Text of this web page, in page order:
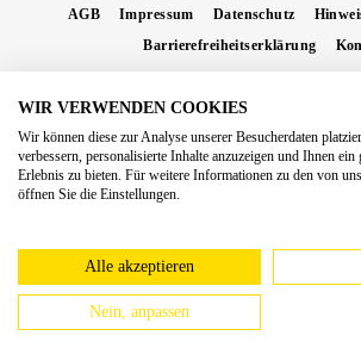
AGB Impressum Datenschutz
Barrierefreiheitserklärung
Nachnahmegebühren, wenn nicht anders
Copyright 2026 Forstinger Österreich
Königstetter Straße 128 - 134/OG3,
europäschen Online-Streitbeilegungs-Plattform hinzuweisen:
WIR VERWENDEN COOKIES
Wir können diese zur Analyse unserer Besucherdaten
verbessern, personalisierte Inhalte anzuzeigen und Ihnen ein
Erlebnis zu bieten. Für weitere Informationen zu den von
öffnen Sie die Einstellungen.
Alle akzeptieren
Nein, anpassen